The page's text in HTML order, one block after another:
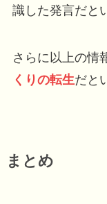
識した発言だと
さらに以上の情
くりの転生だと
まとめ